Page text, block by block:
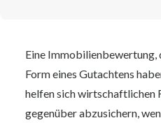
Eine Immobilienbewertung,
Form eines Gutachtens
helfen sich wirtschaftlichen
gegenüber abzusichern,